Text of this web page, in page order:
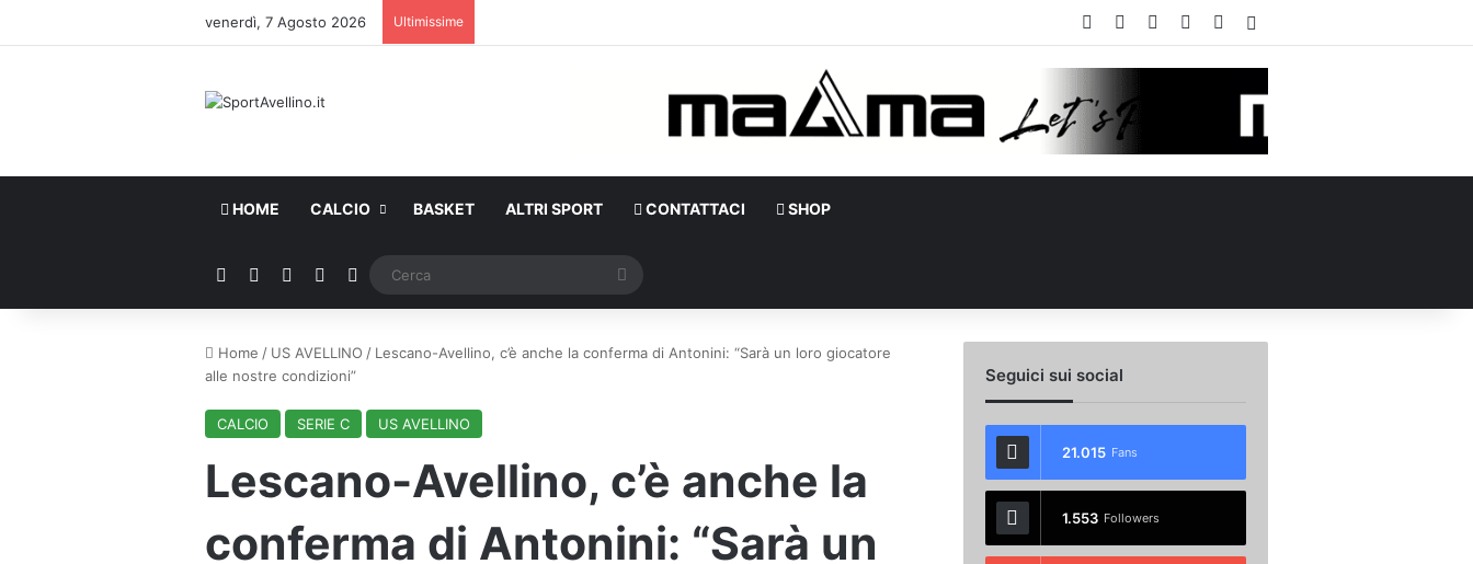
venerdì, 7 Agosto 2026 Ultimissime Facebook You TubeInstagramWhatsApp
HOME CALCIO BASKET ALTRI SPORT CONTATTACI SHOP
Facebook You TubeInstagram
WhatsApp Cerca
Home / US AVELLINO / Lescano-Avellino, c’è anche la conferma di Antonini: “Sarà un loro giocatore
alle nostre condizioni”
CALCIO SERIE C US AVELLINO
Lescano-Avellino, c’è anche la
conferma di Antonini: “Sarà un
Seguici sui social
21.015 Fans
1.553 Followers